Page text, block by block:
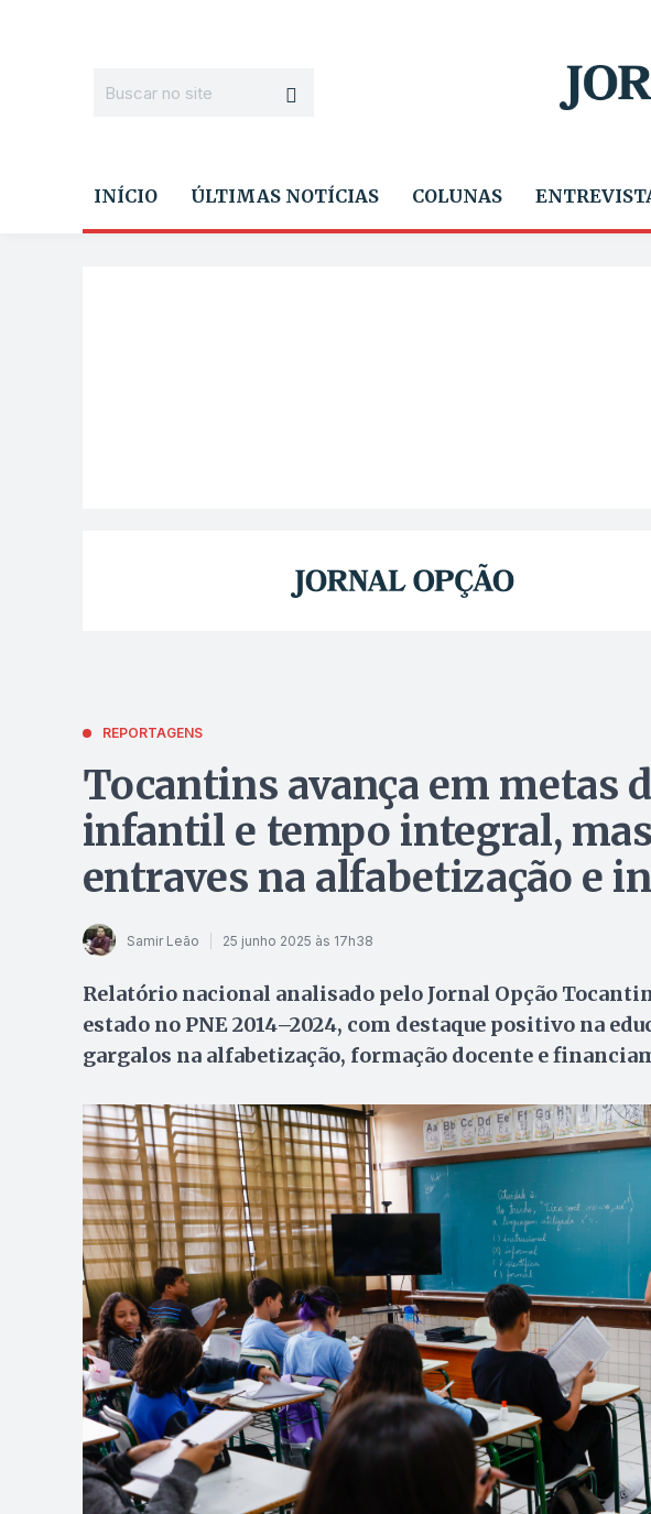
INÍCIO ÚLTIMAS NOTÍCIAS COLUNAS
REPORTAGENS
Tocantins avança em metas
infantil e tempo integral,
entraves na alfabetização e
Samir Leão 25 junho 2025 às 17h38
Relatório nacional analisado pelo Jornal Opção
estado no PNE 2014–2024, com destaque positivo na
gargalos na alfabetização, formação docente e